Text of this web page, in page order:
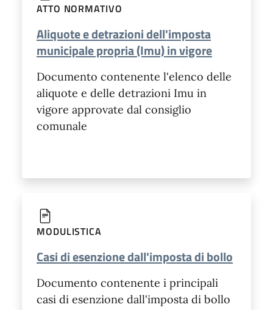
ATTO NORMATIVO
Aliquote e detrazioni dell'imposta
municipale propria (Imu) in vigore
Documento contenente l'elenco delle
aliquote e delle detrazioni Imu in
vigore approvate dal consiglio
comunale
MODULISTICA
Casi di esenzione dall'imposta di bollo
Documento contenente i principali
casi di esenzione dall'imposta di bollo